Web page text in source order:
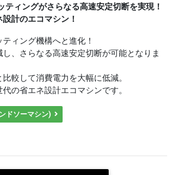
ティングがさらなる高速安定切断を実現！
計のエコマシン！
ィング機構へと進化！
、さらなる高速安定切断が可能となりま
較して消費電力を大幅に低減。
の省エネ設計エコマシンです。
ドソーマシン)